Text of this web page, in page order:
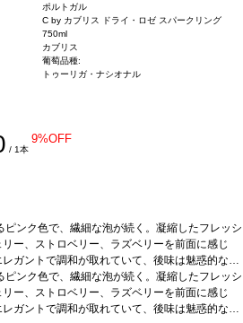
ポルトガル
C by カブリス ドライ・ロゼ スパークリング
750ml
カブリス
葡萄品種:
トゥーリガ・ナシオナル
/ 1本
9%OFF
ピンク色で、繊細な泡が続く。凝縮したフレッシ
ー、ストロベリー、ラズベリーを前面に感じ
ガントで調和が取れていて、後味は魅惑的なム
海料理、中華料理、インド料理、日本料理など
適。葡萄品種トウリガ・ナシオナル 100%
ピンク色で、繊細な泡が続く。凝縮したフレッシ
ー、ストロベリー、ラズベリーを前面に感じ
ガントで調和が取れていて、後味は魅惑的なム